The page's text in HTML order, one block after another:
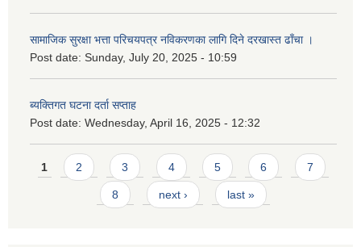
सामाजिक सुरक्षा भत्ता परिचयपत्र नविकरणका लागि दिने दरखास्त ढाँचा ।
Post date: Sunday, July 20, 2025 - 10:59
ब्यक्तिगत घटना दर्ता सप्ताह
Post date: Wednesday, April 16, 2025 - 12:32
Pages
1 2 3 4 5 6 7
8 next › last »